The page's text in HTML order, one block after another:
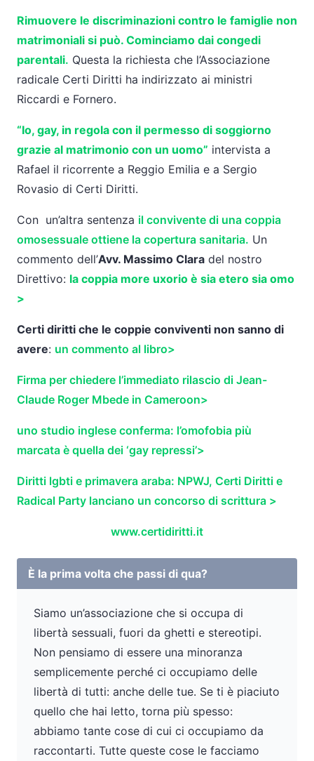
Rimuovere le discriminazioni contro le famiglie non
matrimoniali si può. Cominciamo dai congedi
parentali. Questa la richiesta che l’Associazione
radicale Certi Diritti ha indirizzato ai ministri
Riccardi e Fornero.
“Io, gay, in regola con il permesso di soggiorno
grazie al matrimonio con un uomo” intervista a
Rafael il ricorrente a Reggio Emilia e a Sergio
Rovasio di Certi Diritti.
Con un’altra sentenza il convivente di una coppia
omosessuale ottiene la copertura sanitaria. Un
commento dell’Avv. Massimo Clara del nostro
Direttivo: la coppia more uxorio è sia etero sia omo
>
Certi diritti che le coppie conviventi non sanno di
avere: un commento al libro>
Firma per chiedere l’immediato rilascio di Jean-
Claude Roger Mbede in Cameroon>
uno studio inglese conferma: l’omofobia più
marcata è quella dei ‘gay repressi’>
Diritti lgbti e primavera araba: NPWJ, Certi Diritti e
Radical Party lanciano un concorso di scrittura >
www.certidiritti.it
È la prima volta che passi di qua?
Siamo un’associazione che si occupa di
libertà sessuali, fuori da ghetti e stereotipi.
Non pensiamo di essere una minoranza
semplicemente perché ci occupiamo delle
libertà di tutti: anche delle tue. Se ti è piaciuto
quello che hai letto, torna più spesso:
abbiamo tante cose di cui ci occupiamo da
raccontarti. Tutte queste cose le facciamo